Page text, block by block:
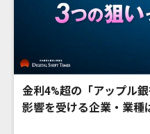
金利4%超の「アップル
影響を受ける企業・業種